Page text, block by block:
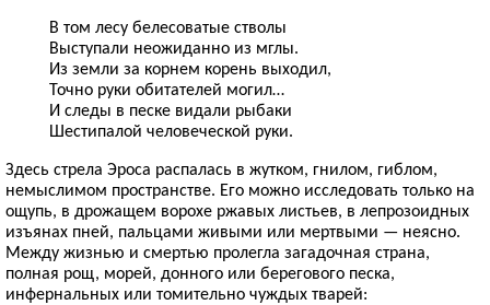
В том лесу белесоватые стволы
Выступали неожиданно из мглы.
Из земли за корнем корень выходил,
Точно руки обитателей могил…
И следы в песке видали рыбаки
Шестипалой человеческой руки.
Здесь стрела Эроса распалась в жутком, гнилом, гиблом,
немыслимом пространстве. Его можно исследовать только на
ощупь, в дрожащем ворохе ржавых листьев, в лепрозоидных
изъянах пней, пальцами живыми или мертвыми — неясно.
Между жизнью и смертью пролегла загадочная страна,
полная рощ, морей, донного или берегового песка,
инфернальных или томительно чуждых тварей: